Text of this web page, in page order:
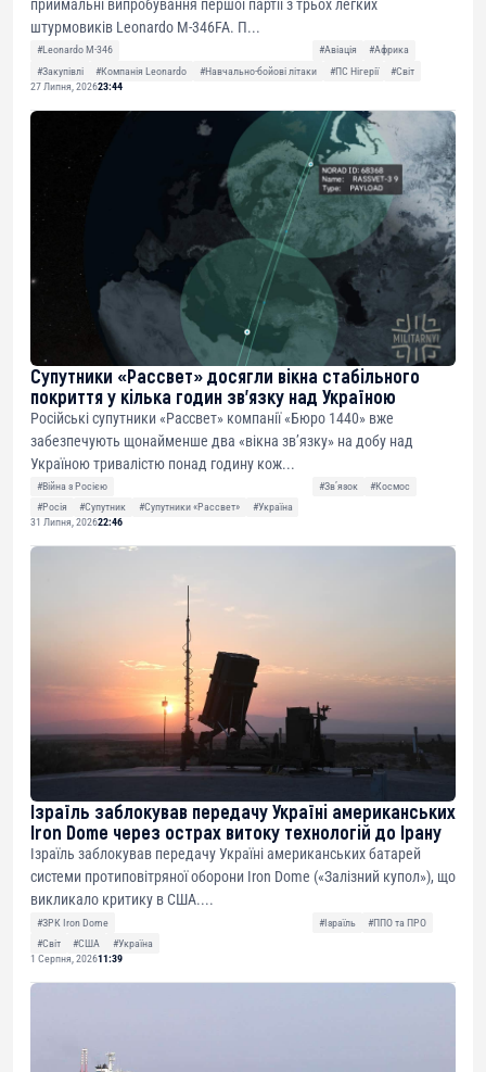
приймальні випробування першої партії з трьох легких
штурмовиків Leonardo M-346FA. П...
#Leonardo M-346 #Авіація
#Африка
#Закупівлі
#Компанія Leonardo #Навчально-бойові літаки #ПС Нігерії
#Світ
27 Липня, 202623:44
Супутники «Рассвет» досягли вікна стабільного
покриття у кілька годин зв’язку над Україною
Російські супутники «Рассвет» компанії «Бюро 1440» вже
забезпечують щонайменше два «вікна зв’язку» на добу над
Україною тривалістю понад годину кож...
#Війна з Росією #Звʼязок
#Космос
#Росія
#Супутник #Супутники «Рассвет»
#Україна
31 Липня, 202622:46
Ізраїль заблокував передачу Україні американських
Iron Dome через острах витоку технологій до Ірану
Ізраїль заблокував передачу Україні американських батарей
системи протиповітряної оборони Iron Dome («Залізний купол»), що
викликало критику в США....
#ЗРК Iron Dome #Ізраїль
#ППО та ПРО
#Світ
#США
#Україна
1 Серпня, 202611:39